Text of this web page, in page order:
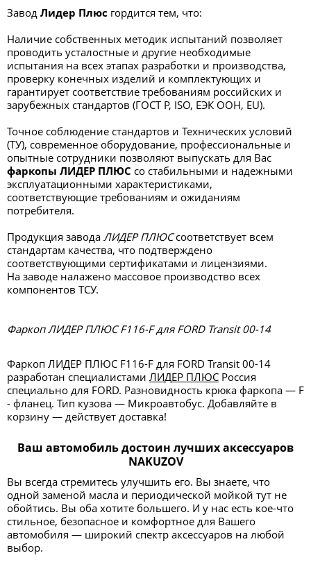
Завод Лидер Плюс гордится тем, что:
Наличие собственных методик испытаний позволяет
проводить усталостные и другие необходимые
испытания на всех этапах разработки и производства,
проверку конечных изделий и комплектующих и
гарантирует соответствие требованиям российских и
зарубежных стандартов (ГОСТ Р, ISO, ЕЭК ООН, EU).
Точное соблюдение стандартов и Технических условий
(ТУ), современное оборудование, профессиональные и
опытные сотрудники позволяют выпускать для Вас
фаркопы ЛИДЕР ПЛЮС со стабильными и надежными
эксплуатационными характеристиками,
соответствующие требованиям и ожиданиям
потребителя.
Продукция завода ЛИДЕР ПЛЮСсоответствует всем
стандартам качества, что подтверждено
соответствующими сертификатами и лицензиями.
На заводе налажено массовое производство всех
компонентов ТСУ.
Фаркоп ЛИДЕР ПЛЮС F116-F для FORD Transit 00-14
Фаркоп ЛИДЕР ПЛЮС F116-F для FORD Transit 00-14
разработан специалистами ЛИДЕР ПЛЮС Россия
специально для FORD. Разновидность крюка фаркопа — F
- фланец. Тип кузова — Микроавтобус. Добавляйте в
корзину — действует доставка!
Ваш автомобиль достоин лучших аксессуаров
NAKUZOV
Вы всегда стремитесь улучшить его. Вы знаете, что
одной заменой масла и периодической мойкой тут не
обойтись. Вы оба хотите большего. И у нас есть кое-что
стильное, безопасное и комфортное для Вашего
автомобиля — широкий спектр аксессуаров на любой
выбор.